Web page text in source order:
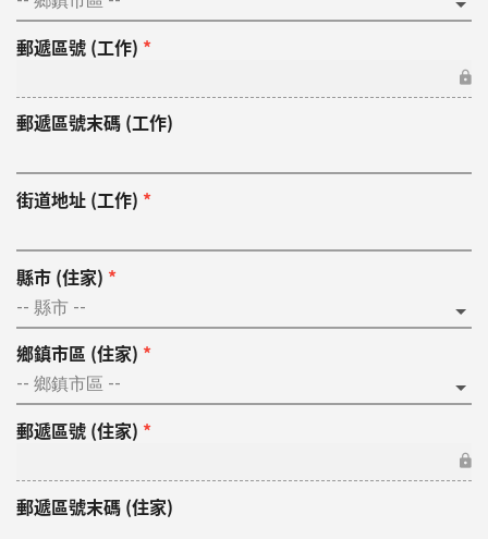
郵遞區號 (工作) *
郵遞區號末碼 (工作)
街道地址 (工作) *
縣市 (住家) *
鄉鎮市區 (住家) *
郵遞區號 (住家) *
郵遞區號末碼 (住家)